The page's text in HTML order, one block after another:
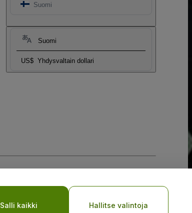
Suomi
Suomi
US$ Yhdysvaltain dollari
Salli kaikki Hallitse valintoja